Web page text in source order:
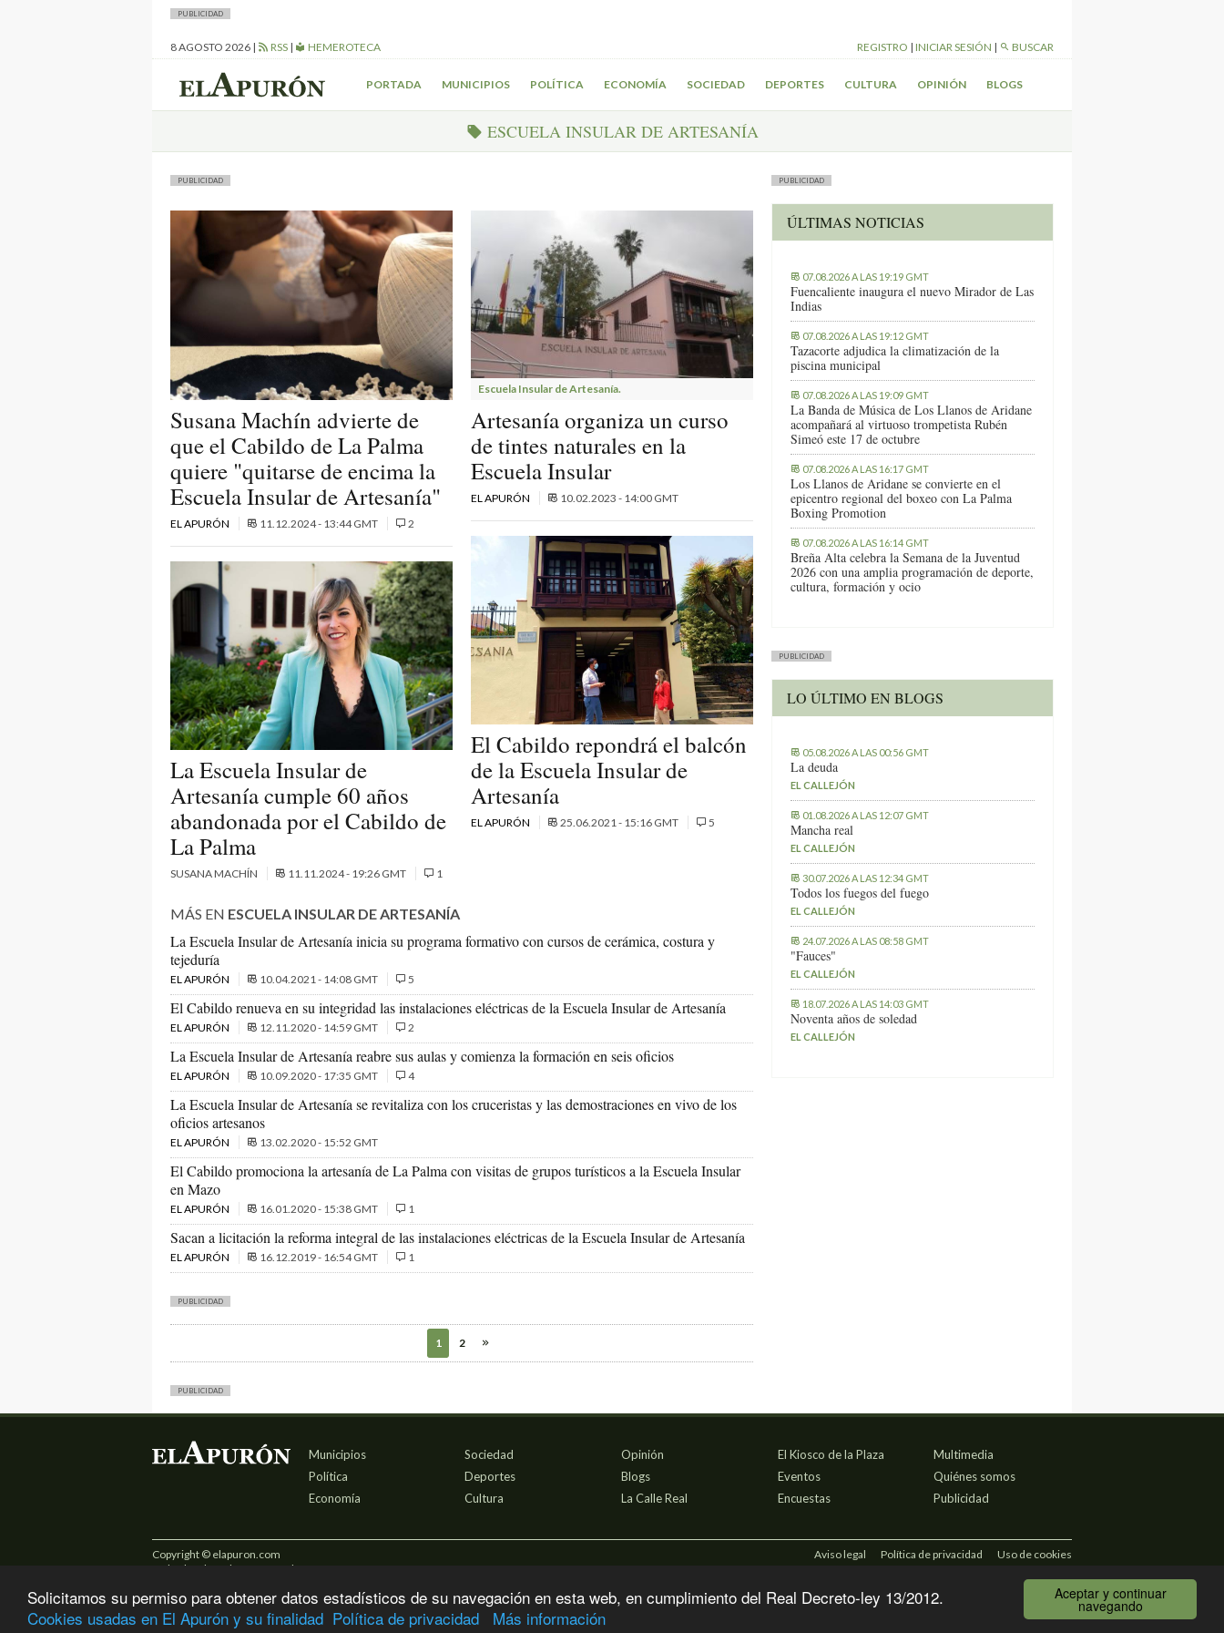
Aceptar y continuar
navegando
Solicitamos su permiso para obtener datos estadísticos de su navegación en esta web, en cumplimiento del Real Decreto-ley 13/2012.
Cookies usadas en El Apurón y su finalidad Política de privacidad Más información
PUBLICIDAD
8 AGOSTO 2026 | RSS | HEMEROTECA REGISTRO | INICIAR SESIÓN | BUSCAR
PORTADA MUNICIPIOS POLÍTICA ECONOMÍA SOCIEDAD DEPORTES CULTURA OPINIÓN BLOGS
ESCUELA INSULAR DE ARTESANÍA
PUBLICIDAD
Susana Machín advierte de
que el Cabildo de La Palma
quiere "quitarse de encima la
Escuela Insular de Artesanía"
EL APURÓN 11.12.2024 - 13:44 GMT 2
La Escuela Insular de
Artesanía cumple 60 años
abandonada por el Cabildo de
La Palma
SUSANA MACHÍN 11.11.2024 - 19:26 GMT 1
Escuela Insular de Artesanía.
Artesanía organiza un curso
de tintes naturales en la
Escuela Insular
EL APURÓN 10.02.2023 - 14:00 GMT
El Cabildo repondrá el balcón
de la Escuela Insular de
Artesanía
EL APURÓN 25.06.2021 - 15:16 GMT 5
MÁS EN ESCUELA INSULAR DE ARTESANÍA
La Escuela Insular de Artesanía inicia su programa formativo con cursos de cerámica, costura y
tejeduría
EL APURÓN 10.04.2021 - 14:08 GMT 5
El Cabildo renueva en su integridad las instalaciones eléctricas de la Escuela Insular de Artesanía
EL APURÓN 12.11.2020 - 14:59 GMT 2
La Escuela Insular de Artesanía reabre sus aulas y comienza la formación en seis oficios
EL APURÓN 10.09.2020 - 17:35 GMT 4
La Escuela Insular de Artesanía se revitaliza con los cruceristas y las demostraciones en vivo de los
oficios artesanos
EL APURÓN 13.02.2020 - 15:52 GMT
El Cabildo promociona la artesanía de La Palma con visitas de grupos turísticos a la Escuela Insular
en Mazo
EL APURÓN 16.01.2020 - 15:38 GMT 1
Sacan a licitación la reforma integral de las instalaciones eléctricas de la Escuela Insular de Artesanía
EL APURÓN 16.12.2019 - 16:54 GMT 1
PUBLICIDAD
1 2
PUBLICIDAD
ÚLTIMAS NOTICIAS
07.08.2026 A LAS 19:19 GMT
Fuencaliente inaugura el nuevo Mirador de Las
Indias
07.08.2026 A LAS 19:12 GMT
Tazacorte adjudica la climatización de la
piscina municipal
07.08.2026 A LAS 19:09 GMT
La Banda de Música de Los Llanos de Aridane
acompañará al virtuoso trompetista Rubén
Simeó este 17 de octubre
07.08.2026 A LAS 16:17 GMT
Los Llanos de Aridane se convierte en el
epicentro regional del boxeo con La Palma
Boxing Promotion
07.08.2026 A LAS 16:14 GMT
Breña Alta celebra la Semana de la Juventud
2026 con una amplia programación de deporte,
cultura, formación y ocio
PUBLICIDAD
LO ÚLTIMO EN BLOGS
05.08.2026 A LAS 00:56 GMT
La deuda
EL CALLEJÓN
01.08.2026 A LAS 12:07 GMT
Mancha real
EL CALLEJÓN
30.07.2026 A LAS 12:34 GMT
Todos los fuegos del fuego
EL CALLEJÓN
24.07.2026 A LAS 08:58 GMT
"Fauces"
EL CALLEJÓN
18.07.2026 A LAS 14:03 GMT
Noventa años de soledad
EL CALLEJÓN
PUBLICIDAD
Municipios
Política
Economía
Sociedad
Deportes
Cultura
Opinión
Blogs
La Calle Real
El Kiosco de la Plaza
Eventos
Encuestas
Multimedia
Quiénes somos
Publicidad
Copyright © elapuron.com
Todos los derechos reservados
Aviso legal Política de privacidad Uso de cookies